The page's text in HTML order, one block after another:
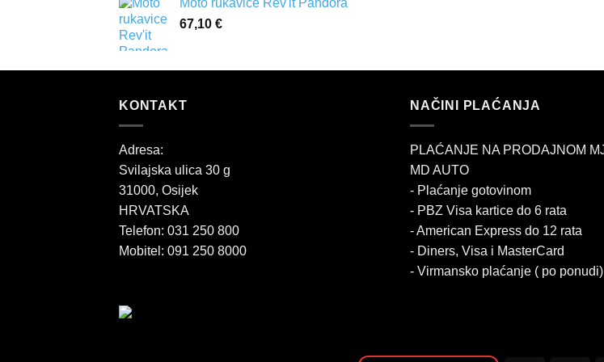
Moto rukavice Rev'it Pandora
67,10 €
KONTAKT
Adresa:
Svilajska ulica 30 g
31000, Osijek
HRVATSKA
Telefon: 031 250 800
Mobitel: 091 250 8000
NAČINI PLAĆANJA
PLAĆANJE NA PRODAJNOM
MD AUTO
- Plaćanje gotovinom
- PBZ Visa kartice do 6 rata
- American Express do 12 rata
- Diners, Visa i MasterCard
- Virmansko plaćanje ( po ponudi)